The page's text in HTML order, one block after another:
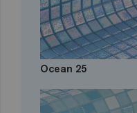
Ocean 25